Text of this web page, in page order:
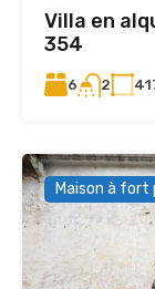
Villa en
354
6 2
Maison à fort